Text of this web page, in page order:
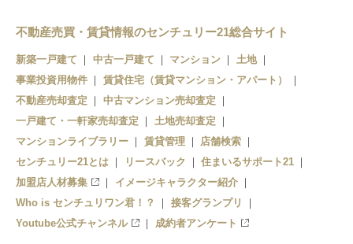
不動産売買・賃貸情報のセンチュリー21総合サイト
新築一戸建て 中古一戸建て マンション
土地
事業投資用物件
賃貸住宅（賃貸マンション・アパート）
不動産売却査定
中古マンション売却査定
一戸建て・一軒家売却査定
土地売却査定
マンションライブラリー
賃貸管理
店舗検索
センチュリー21とは
リースバック
住まいるサポート21
加盟店人材募集
イメージキャラクター紹介
Who is センチュリワン君！？
接客グランプリ
Youtube公式チャンネル
成約者アンケート